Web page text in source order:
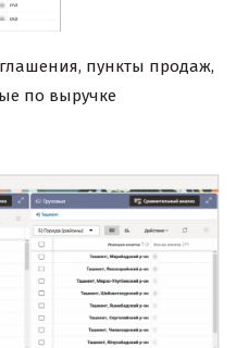
пункты продаж,
по выручке